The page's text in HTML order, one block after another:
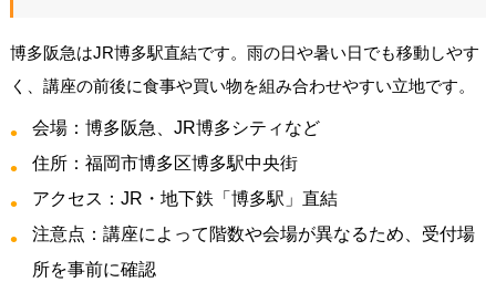
博多阪急はJR博多駅直結です。雨の日や暑い日でも移動しやす
く、講座の前後に食事や買い物を組み合わせやすい立地です。
会場：博多阪急、JR博多シティなど
住所：福岡市博多区博多駅中央街
アクセス：JR・地下鉄「博多駅」直結
注意点：講座によって階数や会場が異なるため、受付場
所を事前に確認